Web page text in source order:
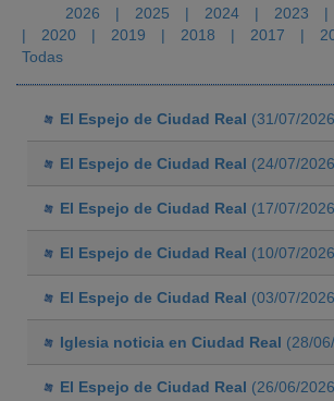
2026 | 2025 | 2024 | 2023 |
|
2020 | 2019 | 2018 | 2017 |
Todas
El Espejo de Ciudad Real (31/07/
El Espejo de Ciudad Real (24/07/
El Espejo de Ciudad Real (17/07/
El Espejo de Ciudad Real (10/07/
El Espejo de Ciudad Real (03/07/
Iglesia noticia en Ciudad Real (28/
El Espejo de Ciudad Real (26/06/